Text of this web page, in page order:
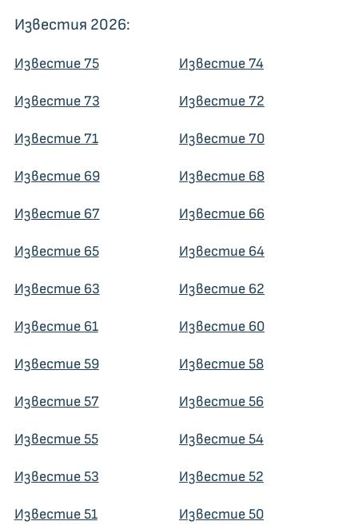
Известия 2026:
Известие 75 Известие 74
Известие 73 Известие 72
Известие 71 Известие 70
Известие 69 Известие 68
Известие 67 Известие 66
Известие 65 Известие 64
Известие 63 Известие 62
Известие 61 Известие 60
Известие 59 Известие 58
Известие 57 Известие 56
Известие 55 Известие 54
Известие 53 Известие 52
Известие 51 Известие 50